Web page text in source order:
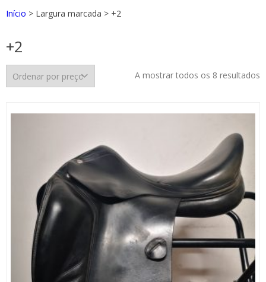
Início > Largura marcada > +2
+2
A mostrar todos os 8 resultados